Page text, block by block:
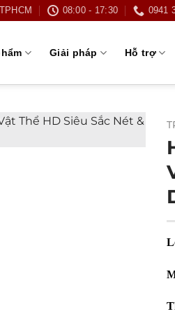
08:00 - 17:30 0941
Giải pháp Hỗ trợ